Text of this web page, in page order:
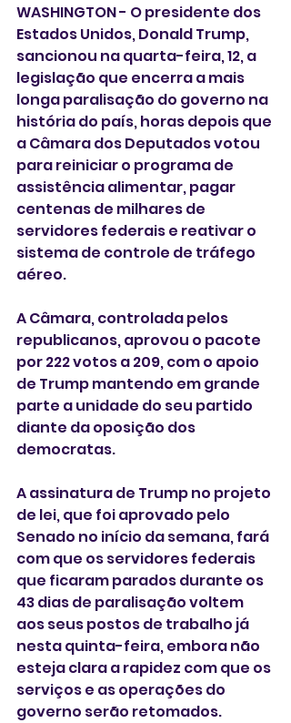
WASHINGTON - O presidente dos
Estados Unidos, Donald Trump,
sancionou na quarta-feira, 12, a
legislação que encerra a mais
longa paralisação do governo na
história do país, horas depois que
a Câmara dos Deputados votou
para reiniciar o programa de
assistência alimentar, pagar
centenas de milhares de
servidores federais e reativar o
sistema de controle de tráfego
aéreo.
A Câmara, controlada pelos
republicanos, aprovou o pacote
por 222 votos a 209, com o apoio
de Trump mantendo em grande
parte a unidade do seu partido
diante da oposição dos
democratas.
A assinatura de Trump no projeto
de lei, que foi aprovado pelo
Senado no início da semana, fará
com que os servidores federais
que ficaram parados durante os
43 dias de paralisação voltem
aos seus postos de trabalho já
nesta quinta-feira, embora não
esteja clara a rapidez com que os
serviços e as operações do
governo serão retomados.